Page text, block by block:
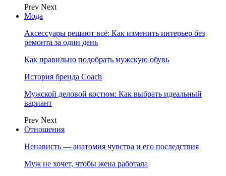
Prev Next
Мода
Аксессуары решают всё: Как изменить интерьер без
ремонта за один день
Как правильно подобрать мужскую обувь
История бренда Coach
Мужской деловой костюм: Как выбрать идеальный
вариант
Prev Next
Отношения
Ненависть — анатомия чувства и его последствия
Муж не хочет, чтобы жена работала